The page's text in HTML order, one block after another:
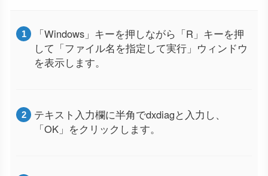
「Windows」キーを押しながら「R」キーを押
して「ファイル名を指定して実行」ウィンドウ
を表示します。
テキスト入力欄に半角でdxdiagと入力し、
「OK」をクリックします。